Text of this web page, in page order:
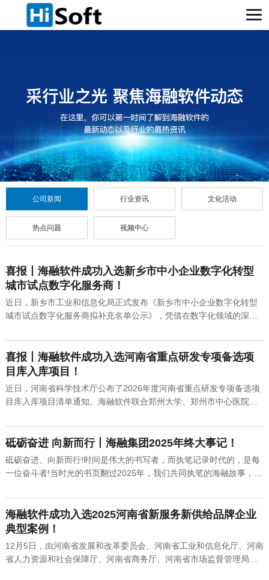
公司新闻 行业资讯 文化活动
热点问题 视频中心
喜报丨海融软件成功入选新乡市中小企业数字化转型
城市试点数字化服务商！
近日，新乡市工业和信息化局正式发布《新乡市中小企业数字化转型
城市试点数字化服务商拟补充名单公示》，凭借在数字化领域的深厚
乡市中小企业数字化转型城市试点数字化服务商补充名单。这一荣誉
不仅是对海融软件技术实力与服务能力的高度认可，更标志着集团
在...
喜报丨海融软件成功入选河南省重点研发专项备选项
目库入库项目！
近日，河南省科学技术厅公布了2026年度河南省重点研发专项备选项
目库入库项目清单通知。海融软件联合郑州大学、郑州市中心医院申
点研发专项备选项目库入库项目清单，标志着企业在前沿技术融合与
智慧医疗产业化领域迈出关键一步。河南省重点研发专项作为省级...
砥砺奋进 向新而行丨海融集团2025年终大事记！
砥砺奋进、向新而行!时间是伟大的书写者，而执笔记录时代的，是每
一位奋斗者!当时光的书页翻过2025年，我们共同执笔的海融故事，又
都凝聚着海融人的智慧、汗水与追求。此刻，谨以这份年终大事记，
致敬每一位参与创造、推动改变的海融人!01重要业绩成果回首202...
海融软件成功入选2025河南省新服务新供给品牌企业
典型案例！
12月5日，由河南省发展和改革委员会、河南省工业和信息化厅、河南
省人力资源和社会保障厅、河南省商务厅、河南省市场监督管理局联